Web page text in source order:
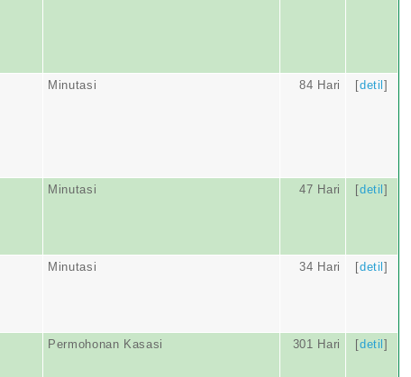
Minutasi 84 Hari [detil]
Minutasi 47 Hari [detil]
Minutasi 34 Hari [detil]
Permohonan Kasasi 301 Hari [detil]